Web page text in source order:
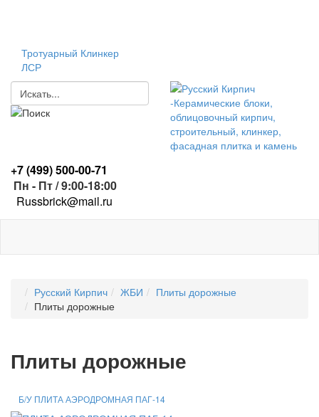
Тротуарный Клинкер
ЛСР
+7 (499)500-00-71
Пн - Пт / 9:00-18:00
Russbrick@mail.ru
Русский Кирпич ЖБИ
Плиты дорожные
Плиты дорожные
Плиты дорожные
Б/У ПЛИТА АЭРОДРОМНАЯ ПАГ-14